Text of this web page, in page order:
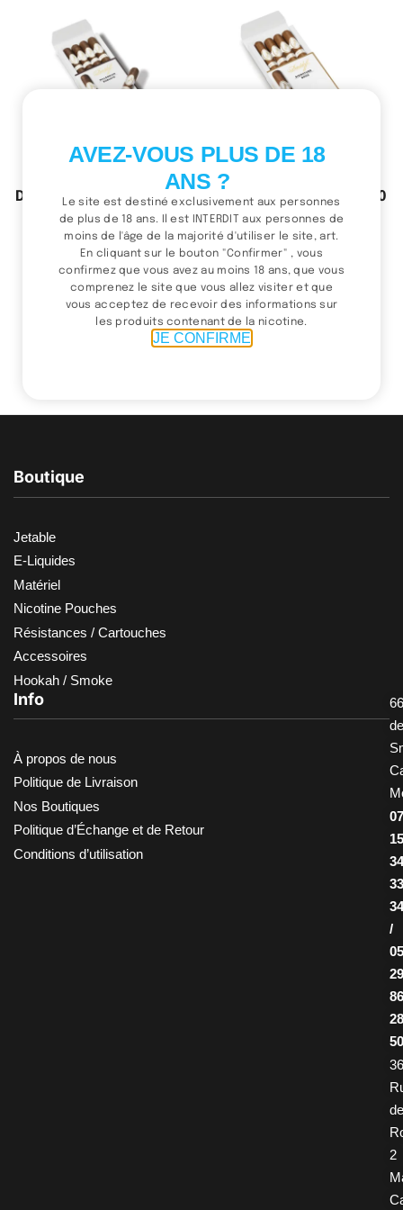
Davidoff Millennium Blend
Robusto
د.م. 370.00
Ajouter au panier
Davidoff Signature – 6000
د.م.335.00
Ajouter au panier
(1 / 4)
Boutique
Jetable
E-Liquides
Matériel
Nicotine Pouches
Résistances / Cartouches
Accessoires
Hookah / Smoke
Info
À propos de nous
Politique de Livraison
Nos Boutiques
Politique d’Échange et de Retour
Conditions d’utilisation
de
07
15
34
33
34
/
05
29
86
28
50
de
2
AVEZ-VOUS PLUS DE 18
ANS ?
Le site est destiné exclusivement aux personnes
de plus de 18 ans. Il est INTERDIT aux personnes de
moins de l'âge de la majorité d'utiliser le site, art.
En cliquant sur le bouton "Confirmer" , vous
confirmez que vous avez au moins 18 ans, que vous
comprenez le site que vous allez visiter et que
vous acceptez de recevoir des informations sur
les produits contenant de la nicotine.
JE CONFIRME